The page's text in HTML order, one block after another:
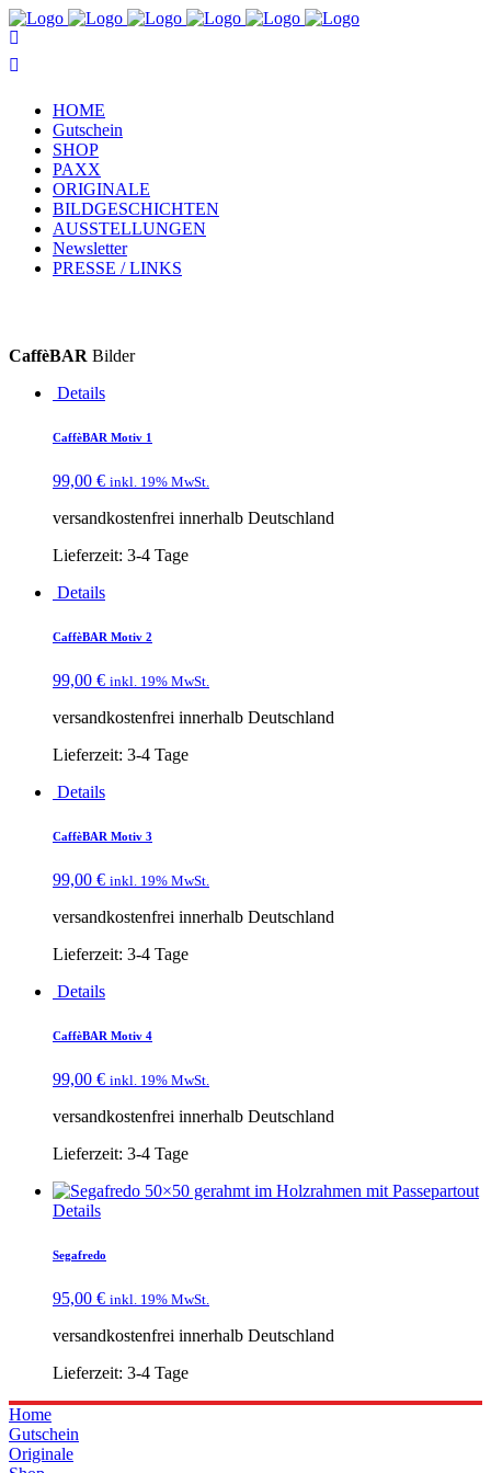
HOME
Gutschein
SHOP
PAXX
ORIGINALE
BILDGESCHICHTEN
AUSSTELLUNGEN
Newsletter
PRESSE / LINKS
CaffèBAR Bilder
Details
CaffèBAR Motiv 1
99,00 € inkl. 19% MwSt.
versandkostenfrei innerhalb Deutschland
Lieferzeit: 3-4 Tage
Details
CaffèBAR Motiv 2
99,00 € inkl. 19% MwSt.
versandkostenfrei innerhalb Deutschland
Lieferzeit: 3-4 Tage
Details
CaffèBAR Motiv 3
99,00 € inkl. 19% MwSt.
versandkostenfrei innerhalb Deutschland
Lieferzeit: 3-4 Tage
Details
CaffèBAR Motiv 4
99,00 € inkl. 19% MwSt.
versandkostenfrei innerhalb Deutschland
Lieferzeit: 3-4 Tage
Details
Segafredo
95,00 € inkl. 19% MwSt.
versandkostenfrei innerhalb Deutschland
Lieferzeit: 3-4 Tage
Home
Gutschein
Originale